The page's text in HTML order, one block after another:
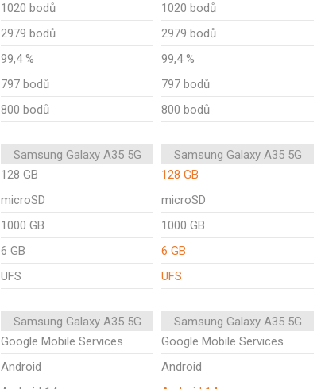
1020 bodů 1020 bodů
2979 bodů 2979 bodů
99,4 % 99,4 %
797 bodů 797 bodů
800 bodů 800 bodů
Samsung Galaxy A35 5G Samsung Galaxy A35 5G
128 GB 128 GB
microSD microSD
1000 GB 1000 GB
6 GB 6 GB
UFS UFS
Samsung Galaxy A35 5G Samsung Galaxy A35 5G
Google Mobile Services Google Mobile Services
Android Android